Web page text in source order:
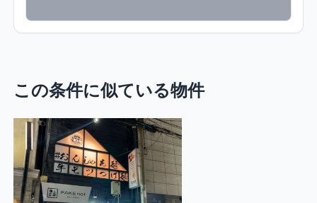
この条件に似ている物件